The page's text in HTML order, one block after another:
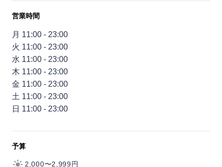
営業時間
月 11:00 - 23:00
火 11:00 - 23:00
水 11:00 - 23:00
木 11:00 - 23:00
金 11:00 - 23:00
土 11:00 - 23:00
日 11:00 - 23:00
予算
2,000〜2,999円